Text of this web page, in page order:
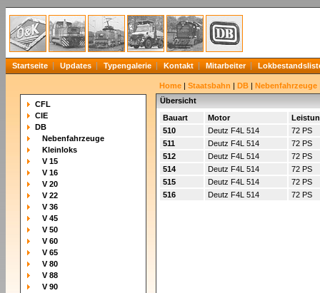
Startseite Updates Typengalerie Kontakt Mitarbeiter
CFL
CIE
DB
Nebenfahrzeuge
Kleinloks
V 15
V 16
V 20
V 22
V 36
V 45
V 50
V 60
V 65
V 80
V 88
V 90
Home | Staatsbahn | DB | Nebenfahrzeuge
Übersicht
Bauart
Motor
510
Deutz F4L 514
72 PS
511
Deutz F4L 514
72 PS
512
Deutz F4L 514
72 PS
514
Deutz F4L 514
72 PS
515
Deutz F4L 514
72 PS
516
Deutz F4L 514 72 PS